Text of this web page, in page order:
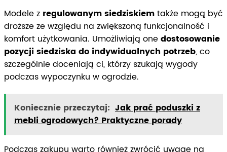
Modele z regulowanym siedziskiemtakże mogą być
droższe ze względu na zwiększoną funkcjonalność i
komfort użytkowania. Umożliwiają onedostosowanie
pozycji siedziska do indywidualnych potrzeb, co
szczególnie doceniają ci, którzy szukają wygody
podczas wypoczynku w ogrodzie.
Koniecznie przeczytaj: Jak prać poduszki z
mebli ogrodowych? Praktyczne porady